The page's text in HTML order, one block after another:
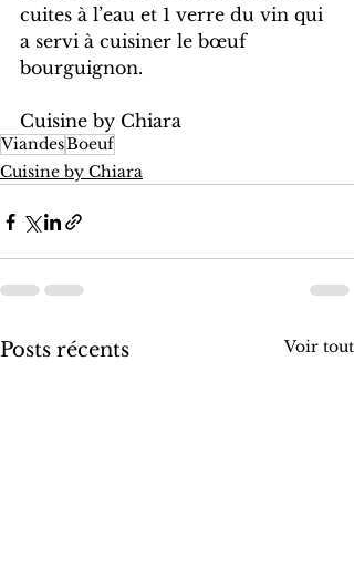
cuites à l’eau et 1 verre du vin qui
a servi à cuisiner le bœuf
bourguignon.
Cuisine by Chiara
ViandesBoeuf
Cuisine by Chiara
Posts récents Voir tout